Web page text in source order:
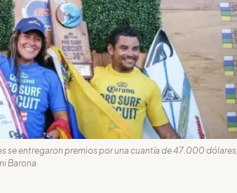
se entregaron premios por una cuantía de 47.000 dólares,
Barona